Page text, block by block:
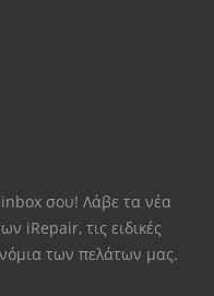
σου! Λάβε τα νέα
iRepair, τις ειδικές
των πελάτων μας.